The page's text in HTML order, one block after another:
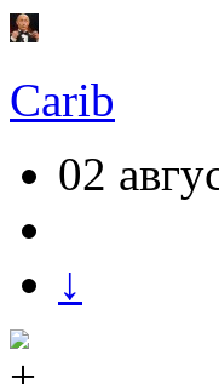
Carib
02
↓